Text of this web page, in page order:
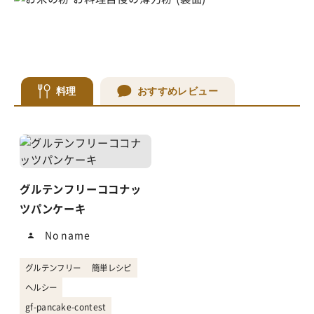
料理 おすすめレビュー
グルテンフリーココナッ
ツパンケーキ
No name
グルテンフリー 簡単レシピ
ヘルシー
gf-pancake-contest